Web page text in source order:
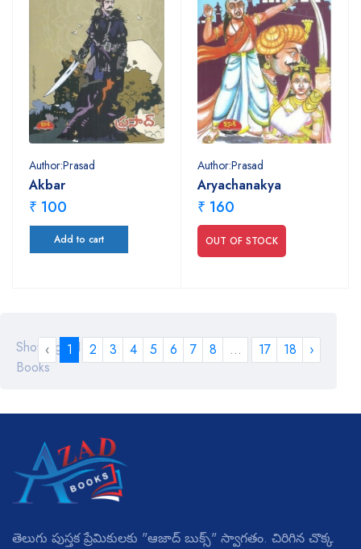
Author:Prasad
Akbar
₹ 100
Add to cart
Author:Prasad
Aryachanakya
₹ 160
OUT OF STOCK
Showing 1-18 of 319
Books
‹ 1 2 3 4 5 6 7 8 ... 17 18 ›
తెలుగు పుస్తక ప్రేమికులకు "ఆజాద్ బుక్స్" స్వాగతం. చిరిగిన చొక్క